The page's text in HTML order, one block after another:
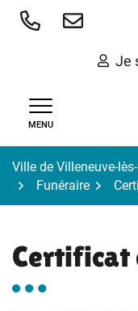
Aller
Je
MENU
Ville de Villeneuve-
Funéraire
Certificat